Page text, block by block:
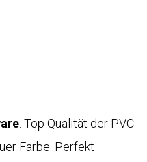
. Top Qualität der PVC
Farbe. Perfekt